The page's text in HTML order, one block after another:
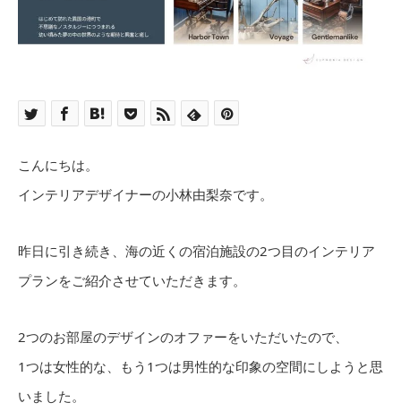
こんにちは。
インテリアデザイナーの小林由梨奈です。
昨日に引き続き、海の近くの宿泊施設の2つ目のインテリア
プランをご紹介させていただきます。
2つのお部屋のデザインのオファーをいただいたので、
1つは女性的な、もう1つは男性的な印象の空間にしようと思
いました。